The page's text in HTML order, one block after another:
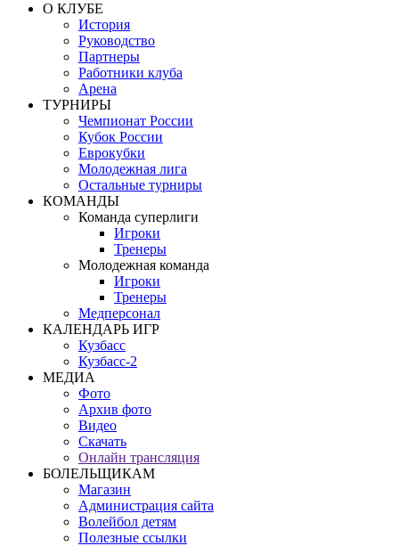
О КЛУБЕ
История
Руководство
Партнеры
Работники клуба
Арена
ТУРНИРЫ
Чемпионат России
Кубок России
Еврокубки
Молодежная лига
Остальные турниры
КОМАНДЫ
Команда суперлиги
Игроки
Тренеры
Молодежная команда
Игроки
Тренеры
Медперсонал
КАЛЕНДАРЬ ИГР
Кузбасс
Кузбасс-2
МЕДИА
Фото
Архив фото
Видео
Скачать
Онлайн трансляция
БОЛЕЛЬЩИКАМ
Магазин
Администрация сайта
Волейбол детям
Полезные ссылки